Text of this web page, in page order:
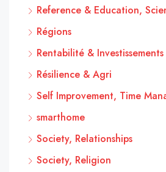
Reference & Education,
Régions
Rentabilité &
Résilience & Agri
Self Improvement, Time
smarthome
Society, Relationships
Society, Religion